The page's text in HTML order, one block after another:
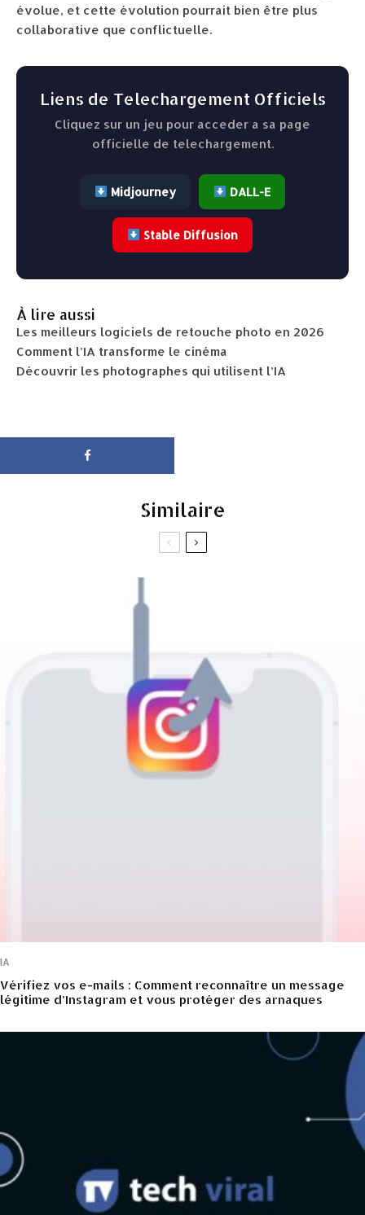
évolue, et cette évolution pourrait bien être plus
collaborative que conflictuelle.
Liens de Telechargement Officiels
Cliquez sur un jeu pour acceder a sa page
officielle de telechargement.
Midjourney DALL-E
Stable Diffusion
À lire aussi
Les meilleurs logiciels de retouche photo en 2026
Comment l’IA transforme le cinéma
Découvrir les photographes qui utilisent l’IA
Similaire
IA
Vérifiez vos e-mails : Comment reconnaître un message
légitime d’Instagram et vous protéger des arnaques